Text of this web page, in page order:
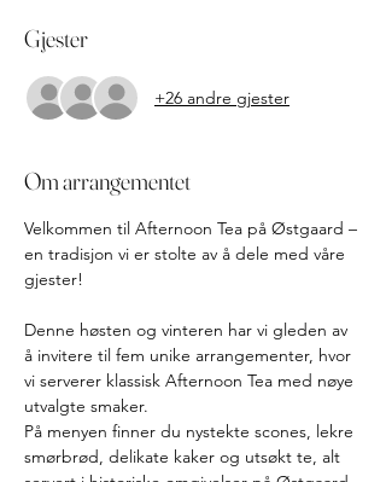
Gjester
+26 andre gjester
Om arrangementet
Velkommen til Afternoon Tea på Østgaard –
en tradisjon vi er stolte av å dele med våre
gjester!
Denne høsten og vinteren har vi gleden av
å invitere til fem unike arrangementer, hvor
vi serverer klassisk Afternoon Tea med nøye
utvalgte smaker.
På menyen finner du nystekte scones, lekre
smørbrød, delikate kaker og utsøkt te, alt